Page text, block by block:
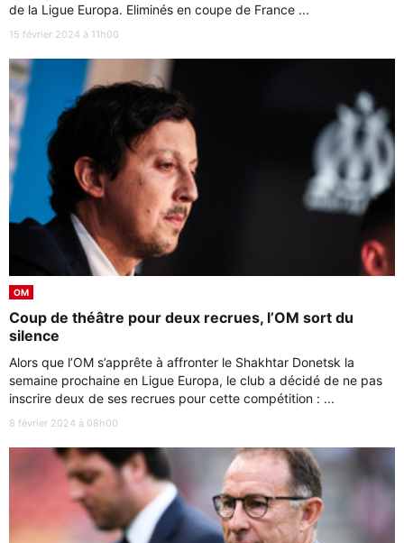
de la Ligue Europa. Eliminés en coupe de France ...
15 février 2024 à 11h00
OM
Coup de théâtre pour deux recrues, l’OM sort du
silence
Alors que l’OM s’apprête à affronter le Shakhtar Donetsk la
semaine prochaine en Ligue Europa, le club a décidé de ne pas
inscrire deux de ses recrues pour cette compétition : ...
8 février 2024 à 08h00